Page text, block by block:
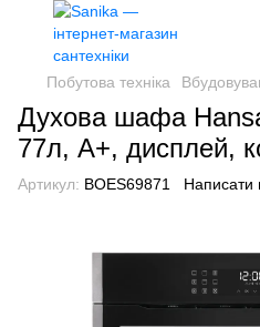
Побутова техніка
Духова шафа
77л, A+, дисплей,
Артикул: BOES69871 Написати